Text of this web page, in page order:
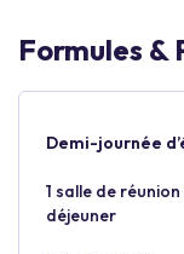
Formules &
Demi-journée
1 salle de
déjeuner